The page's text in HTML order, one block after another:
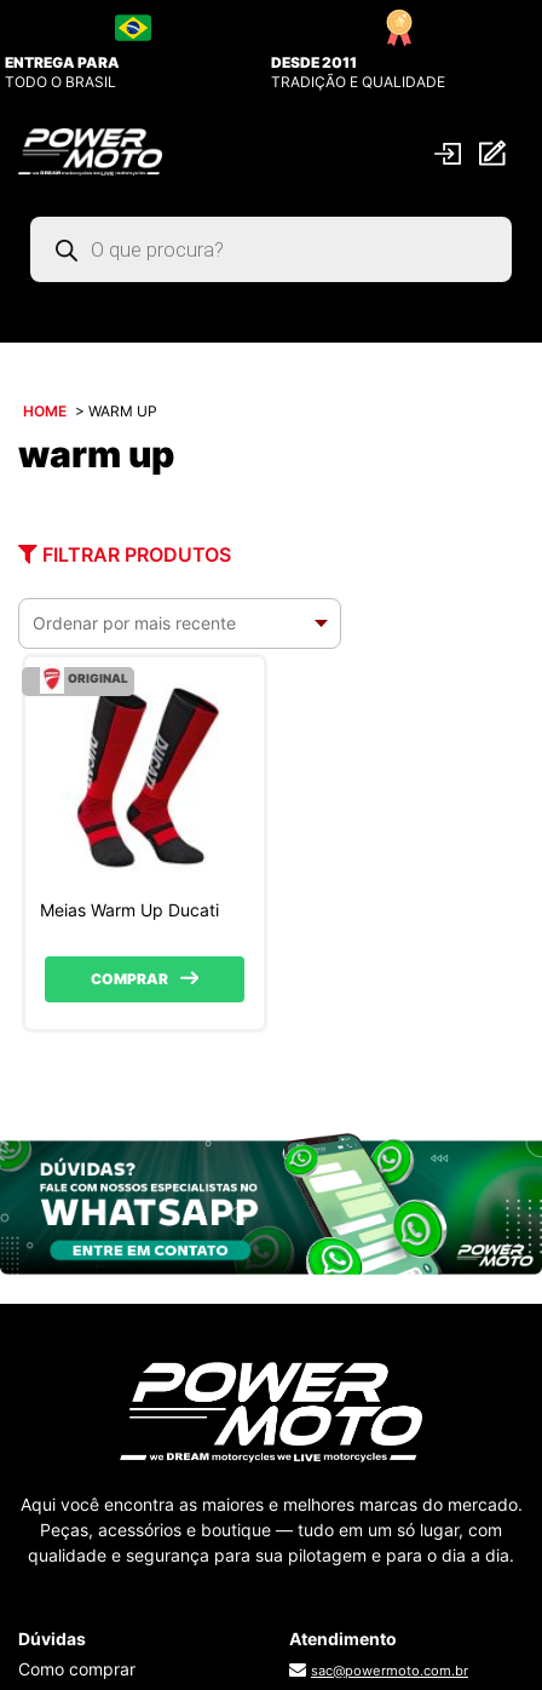
ENTREGA PARA
TODO O BRASIL
DESDE 2011
TRADIÇÃO E QUALIDADE
Pesquisar
produtos
HOME > WARM UP
warm up
FILTRAR PRODUTOS
ORIGINAL
Meias Warm Up Ducati
COMPRAR
Aqui você encontra as maiores e melhores marcas do mercado.
Peças, acessórios e boutique — tudo em um só lugar, com
qualidade e segurança para sua pilotagem e para o dia a dia.
Dúvidas
Como comprar
Atendimento
sac@powermoto.com.br